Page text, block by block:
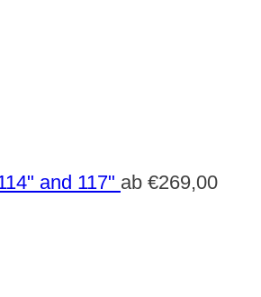
and 117" ab €269,00